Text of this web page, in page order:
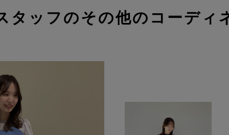
タッフのその他のコーディ